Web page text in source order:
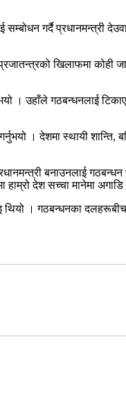
गर्दै प्रधानमन्त्री
खिलाफमा
उहाँले गठबन्धनलाई
। देशमा स्थायी
बनाउनलाई
देश सच्चा मानेमा
। गठबन्धनका